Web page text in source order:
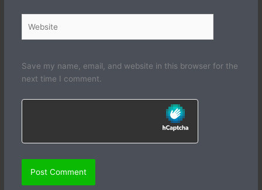
Save my name, email, and website in this browser for the
next time I comment.